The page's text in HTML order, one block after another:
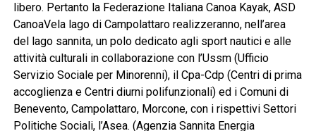
libero. Pertanto la Federazione Italiana Canoa Kayak, ASD
CanoaVela lago di Campolattaro realizzeranno, nell’area
del lago sannita, un polo dedicato agli sport nautici e alle
attività culturali in collaborazione con l’Ussm (Ufficio
Servizio Sociale per Minorenni), il Cpa-Cdp (Centri di prima
accoglienza e Centri diurni polifunzionali) ed i Comuni di
Benevento, Campolattaro, Morcone, con i rispettivi Settori
Politiche Sociali, l’Asea. (Agenzia Sannita Energia